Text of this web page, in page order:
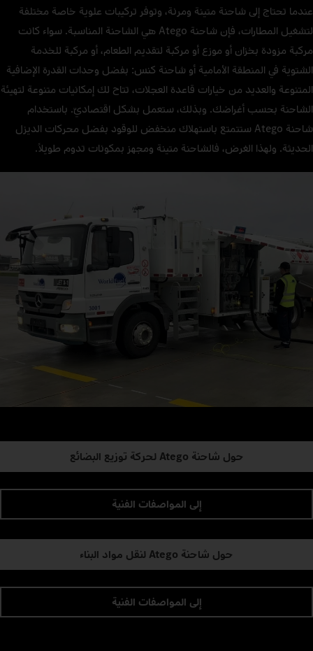
عندما تحتاج إلى شاحنة متينة ومرنة، وتوفر تركيبات علوية خاصة مختلفة
لتشغيل المطارات، فإن شاحنة Atego هي الشاحنة المناسبة. سواء كانت
مركبة مزودة بخزان أو موزع أو مركبة لتقديم الطعام، أو مركبة للخدمة
الشتوية في المنطقة الأمامية أو شاحنة كنس: بفضل وحدات القدرة الإضافية
المتنوعة والعديد من خيارات قاعدة العجلات، تتاح لك إمكانيات متنوعة لتهيئة
الشاحنة بحسب أغراضك. وبذلك، ستعمل بشكل اقتصاديّ. باستخدام
شاحنة Atego ستتمتع باستهلاك منخفض للوقود بفضل محركات الديزل
الحديثة. ولهذا الغرض، فالشاحنة متينة ومجهز بمكونات تدوم طويلاً.
حول شاحنة Atego لحركة توزيع البضائع
إلى المواصفات الفنية
حول شاحنة Atego لنقل مواد البناء
إلى المواصفات الفنية